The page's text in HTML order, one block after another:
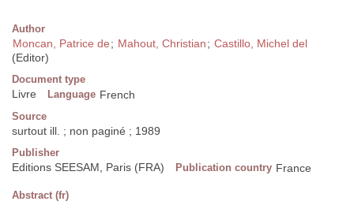
Author
Moncan, Patrice de; Mahout, Christian; Castillo, Michel del
(Editor)
Document type
Livre Language French
Source
surtout ill. ; non paginé ; 1989
Publisher
Editions SEESAM, Paris (FRA) Publication country France
Abstract (fr)